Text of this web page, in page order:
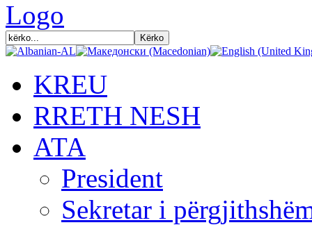
KREU
RRETH NESH
АТА
President
Sekretar i